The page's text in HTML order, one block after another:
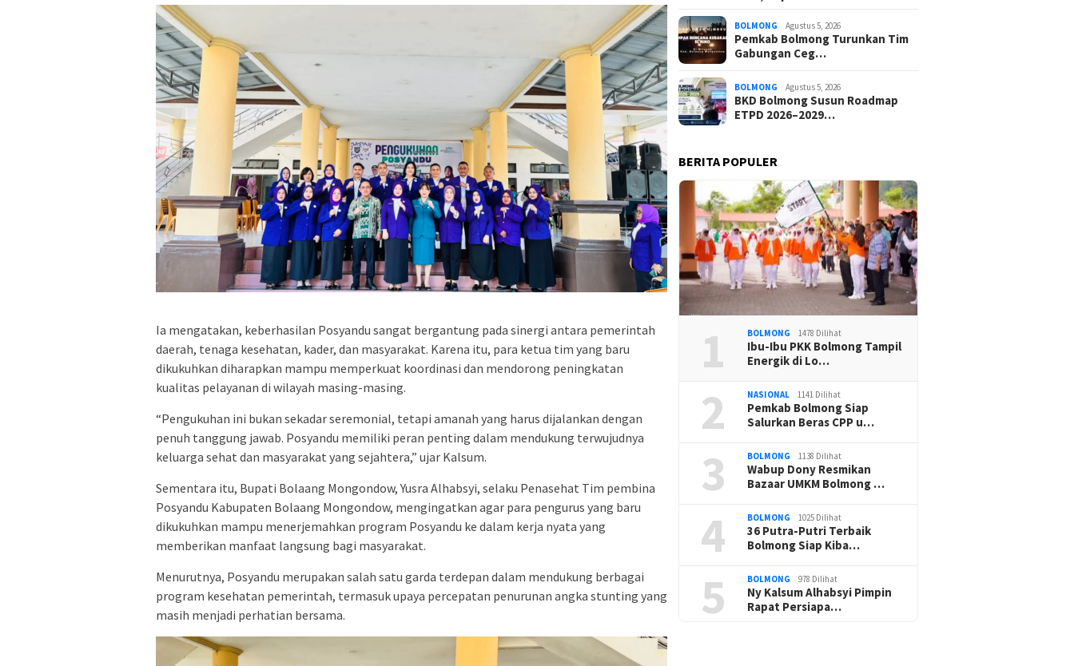
Ia mengatakan, keberhasilan Posyandu sangat bergantung pada sinergi antara pemerintah
daerah, tenaga kesehatan, kader, dan masyarakat. Karena itu, para ketua tim yang baru
dikukuhkan diharapkan mampu memperkuat koordinasi dan mendorong peningkatan
kualitas pelayanan di wilayah masing-masing.
“Pengukuhan ini bukan sekadar seremonial, tetapi amanah yang harus dijalankan dengan
penuh tanggung jawab. Posyandu memiliki peran penting dalam mendukung terwujudnya
keluarga sehat dan masyarakat yang sejahtera,” ujar Kalsum.
Sementara itu, Bupati Bolaang Mongondow, Yusra Alhabsyi, selaku Penasehat Tim pembina
Posyandu Kabupaten Bolaang Mongondow, mengingatkan agar para pengurus yang baru
dikukuhkan mampu menerjemahkan program Posyandu ke dalam kerja nyata yang
memberikan manfaat langsung bagi masyarakat.
Menurutnya, Posyandu merupakan salah satu garda terdepan dalam mendukung berbagai
program kesehatan pemerintah, termasuk upaya percepatan penurunan angka stunting yang
masih menjadi perhatian bersama.
BOLMONG Agustus 5, 2026
Pemkab Bolmong Turunkan Tim
Gabungan Ceg…
BOLMONG Agustus 5, 2026
BKD Bolmong Susun Roadmap
ETPD 2026–2029…
BERITA POPULER
1 BOLMONG 1478 Dilihat
Ibu-Ibu PKK Bolmong Tampil
Energik di Lo…
2 NASIONAL 1141 Dilihat
Pemkab Bolmong Siap
Salurkan Beras CPP u…
3 BOLMONG 1138 Dilihat
Wabup Dony Resmikan
Bazaar UMKM Bolmong …
4 BOLMONG 1025 Dilihat
36 Putra-Putri Terbaik
Bolmong Siap Kiba…
5 BOLMONG 978 Dilihat
Ny Kalsum Alhabsyi Pimpin
Rapat Persiapa…